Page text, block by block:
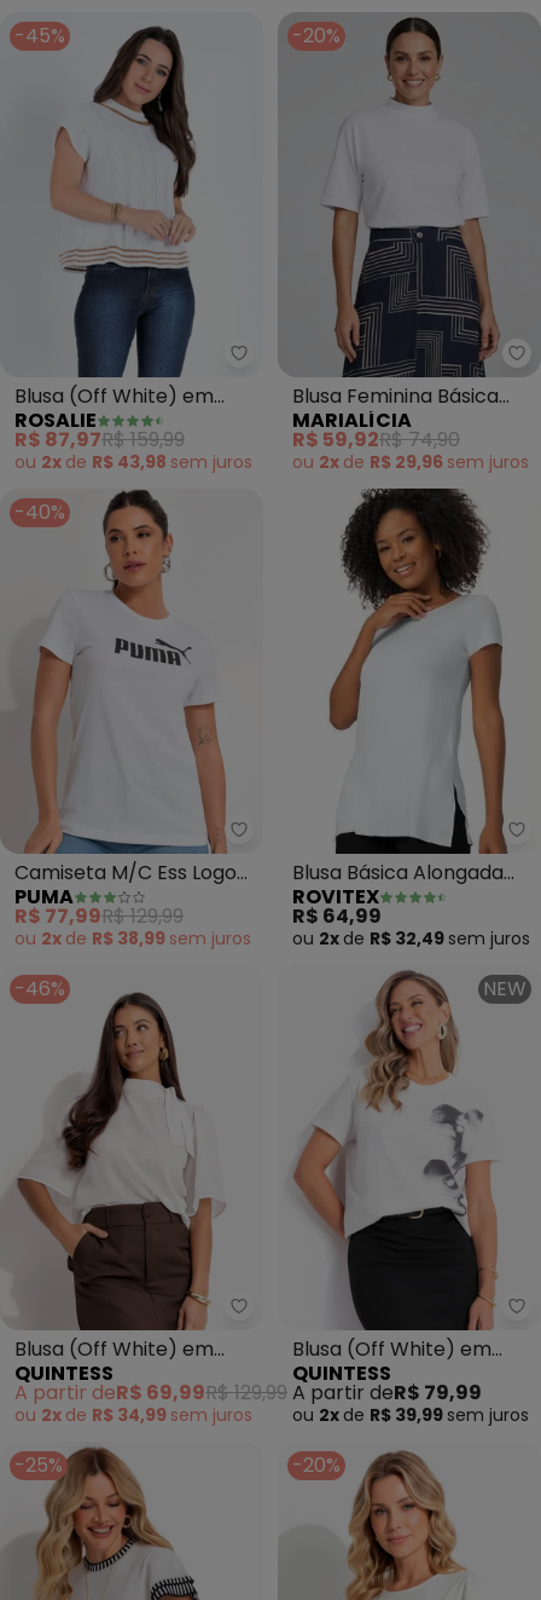
-45%
Rosalie - Blusa (Off White) em
Blusa (Off White) em
Tricô com Gola Alta
ROSALIE
R$ 87,97R$ 159,99
ou 2x de R$ 43,98 sem juros
-20%
Blusa Feminina Básica
Gola Alta (Branco)
MARIALÍCIA
R$ 59,92R$ 74,90
ou 2x de R$ 29,96 sem juros
-40%
Puma - Camiseta M/C Ess
Camiseta M/C Ess Logo
Tee W (Branco)
PUMA
R$ 77,99R$ 129,99
ou 2x de R$ 38,99 sem juros
Blusa Básica Alongada
Feminina (Branco)
ROVITEX
R$ 64,99
ou 2x de R$ 32,49 sem juros
-46%
Quintess - Blusa (Off White)
Blusa (Off White) em
Crepe Plano
QUINTESS
A partir deR$ 69,99R$ 129,99
ou 2x de R$ 34,99 sem juros
NEW
Blusa (Off White) em
Malha de Algodão
Penteado
QUINTESS
A partir deR$ 79,99
ou 2x de R$ 39,99 sem juros
-25% -20%